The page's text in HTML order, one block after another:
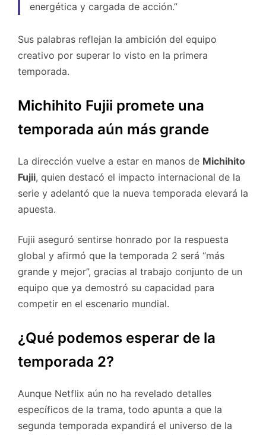
energética y cargada de acción.”
Sus palabras reflejan la ambición del equipo
creativo por superar lo visto en la primera
temporada.
Michihito Fujii promete una
temporada aún más grande
La dirección vuelve a estar en manos de Michihito
Fujii, quien destacó el impacto internacional de la
serie y adelantó que la nueva temporada elevará la
apuesta.
Fujii aseguró sentirse honrado por la respuesta
global y afirmó que la temporada 2 será “más
grande y mejor”, gracias al trabajo conjunto de un
equipo que ya demostró su capacidad para
competir en el escenario mundial.
¿Qué podemos esperar de la
temporada 2?
Aunque Netflix aún no ha revelado detalles
específicos de la trama, todo apunta a que la
segunda temporada expandirá el universo de la